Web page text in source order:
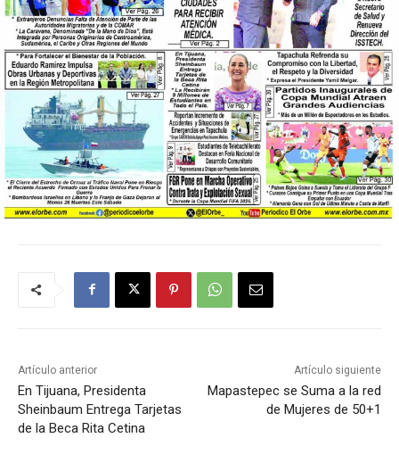
Artículo anterior
En Tijuana, Presidenta
Sheinbaum Entrega Tarjetas
de la Beca Rita Cetina
Artículo siguiente
Mapastepec se Suma a la red
de Mujeres de 50+1